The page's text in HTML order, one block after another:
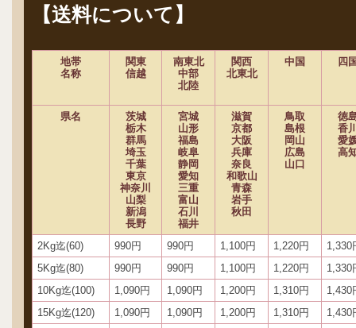
【送料について】
地帯
名称
関東
信越
南東北
中部
北陸
関西
北東北
中国 四
県名
茨城
栃木
群馬
埼玉
千葉
東京
神奈川
山梨
新潟
長野
宮城
山形
福島
岐阜
静岡
愛知
三重
富山
石川
福井
滋賀
京都
大阪
兵庫
奈良
和歌山
青森
岩手
秋田
鳥取
島根
岡山
広島
山口
徳
香
愛
高
2Kg迄(60) 990円 990円 1,100円 1,220円
1,330
5Kg迄(80)
990円 990円 1,100円 1,220円
1,330
10Kg迄(100)
1,090円 1,090円 1,200円 1,310円
1,430
15Kg迄(120)
1,090円 1,090円 1,200円 1,310円
1,430